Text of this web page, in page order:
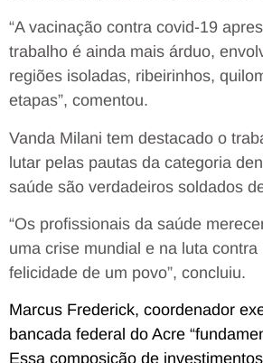
“A vacinação contra covid-19
trabalho é ainda mais árduo,
regiões isoladas, ribeirinhos,
etapas”, comentou.
Vanda Milani tem destacado o
lutar pelas pautas da categoria
saúde são verdadeiros soldados
“Os profissionais da saúde
uma crise mundial e na luta
felicidade de um povo”, concluiu.
Marcus Frederick, coordenador
bancada federal do Acre
Essa composição de